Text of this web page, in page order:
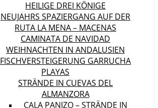
HEILIGE DREI KÖNIGE
NEUJAHRS SPAZIERGANG AUF DER
RUTA LA MENA – MACENAS
CAMINATA DE NAVIDAD
WEIHNACHTEN IN ANDALUSIEN
FISCHVERSTEIGERUNG GARRUCHA
PLAYAS
STRÄNDE IN CUEVAS DEL
ALMANZORA
CALA PANIZO – STRÄNDE IN